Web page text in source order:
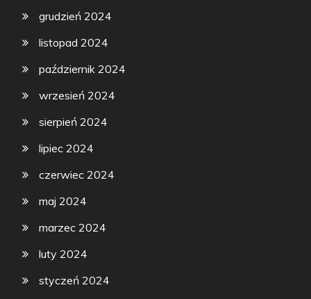
grudzień 2024
listopad 2024
październik 2024
wrzesień 2024
sierpień 2024
lipiec 2024
czerwiec 2024
maj 2024
marzec 2024
luty 2024
styczeń 2024